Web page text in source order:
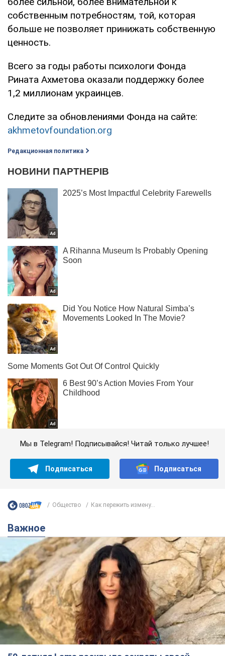
собственным потребностям, той, которая
больше не позволяет принижать собственную
ценность.
Всего за годы работы психологи Фонда
Рината Ахметова оказали поддержку более
1,2 миллионам украинцев.
Следите за обновлениями Фонда на сайте:
akhmetovfoundation.org
Редакционная политика
Мы в Telegram! Подписывайся! Читай только лучшее!
Подписаться Подписаться
Общество Как пережить измену...
Важное